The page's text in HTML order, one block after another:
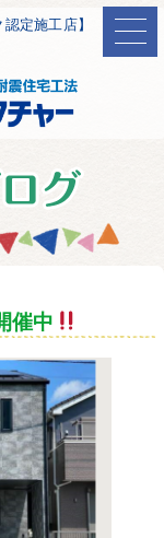
定施工店】
催中